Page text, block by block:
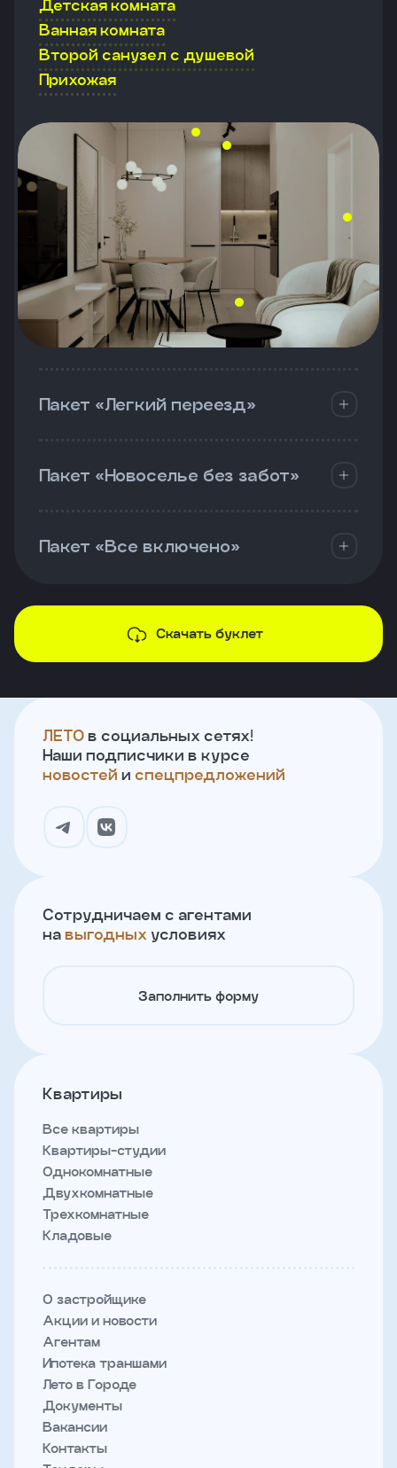
Детская комната
Ванная комната
Второй санузел с душевой
Прихожая
Пакет «Легкий переезд»
Пакет «Новоселье без забот»
Пакет «Все включено»
Скачать буклет
ЛЕТО в социальных сетях!
Наши подписчики в курсе
новостей и спецпредложений
Сотрудничаем с агентами
на выгодных условиях
Заполнить форму
Квартиры
Все квартиры
Квартиры-студии
Однокомнатные
Двухкомнатные
Трехкомнатные
Кладовые
О застройщике
Акции и новости
Агентам
Ипотека траншами
Лето в Городе
Документы
Вакансии
Контакты